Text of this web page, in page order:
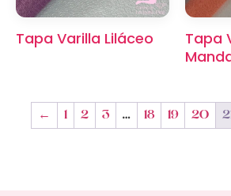
Tapa Varilla Liláceo
Tapa
← 1 2 3 … 18 19 20